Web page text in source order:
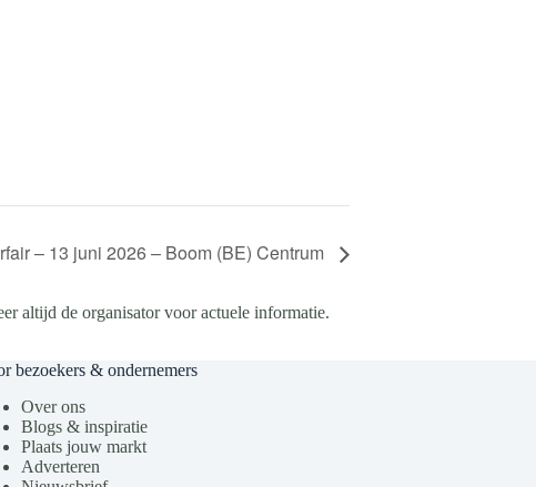
– 13 juni 2026 – Boom (BE) Centrum
altijd de organisator voor actuele informatie.
bezoekers & ondernemers
Over ons
Blogs & inspiratie
Plaats jouw markt
Adverteren